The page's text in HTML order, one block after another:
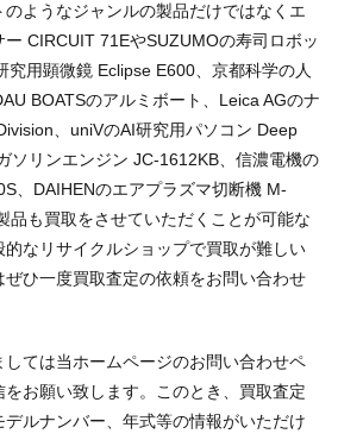
ようなジャンルの製品だけではなくエ
CIRCUIT 71EやSUZUMOの寿司ロボッ
究用顕微鏡 Eclipse E600、京都科学の人
BOATSのアルミボート、Leica AGのナ
、uniVのAI研究用パソコン Deep
ソリンエンジン JC-1612KB、信濃電機の
、DAIHENのエアプラズマ切断機 M-
品も買取をさせていただくことが可能な
なリサイクルショップで買取が難しい
ぜひ一度買取査定の依頼をお問い合わせ
ては当ホームページのお問い合わせペ
お願い致します。このとき、買取査定
ルナンバー、年式等の情報がいただけ